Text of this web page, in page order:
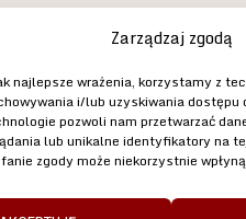
Zarządzaj zgodą
najlepsze wrażenia, korzystamy z
i/lub uzyskiwania dostępu
pozwoli nam przetwarzać
lub unikalne identyfikatory na
zgody może niekorzystnie